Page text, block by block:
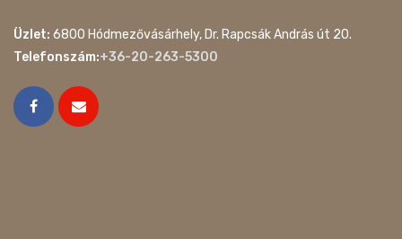
Üzlet: 6800 Hódmezővásárhely, Dr. Rapcsák András út 20.
Telefonszám:+36-20-263-5300